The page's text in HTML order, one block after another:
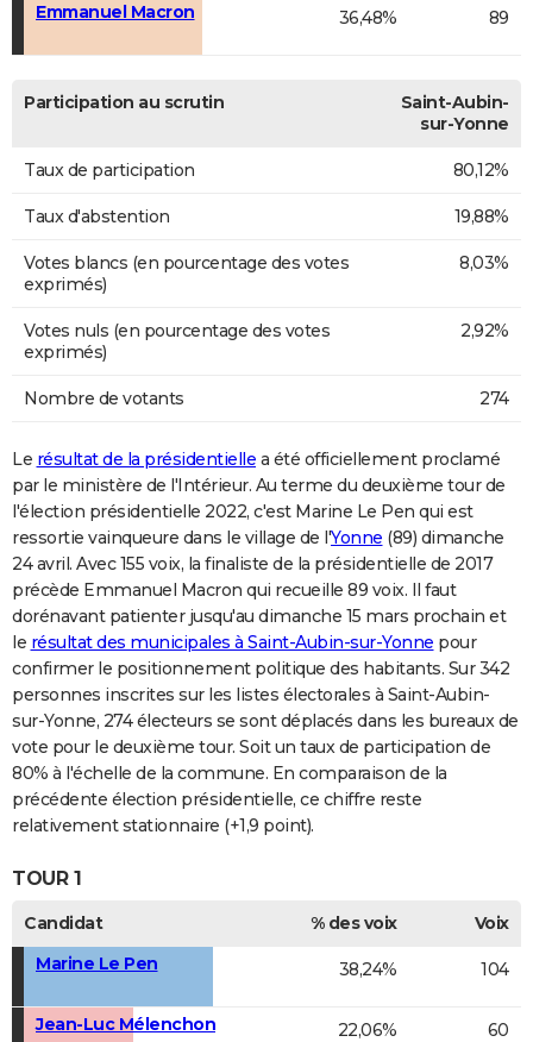
Emmanuel Macron 36,48% 89
Participation au scrutin
Saint-Aubin-
sur-Yonne
Taux de participation 80,12%
Taux d'abstention 19,88%
Votes blancs (en pourcentage des votes
exprimés)
8,03%
Votes nuls (en pourcentage des votes
exprimés)
2,92%
Nombre de votants 274
Le résultat de la présidentielle a été officiellement proclamé
par le ministère de l'Intérieur. Au terme du deuxième tour de
l'élection présidentielle 2022, c'est Marine Le Pen qui est
ressortie vainqueure dans le village de l'Yonne (89) dimanche
24 avril. Avec 155 voix, la finaliste de la présidentielle de 2017
précède Emmanuel Macron qui recueille 89 voix. Il faut
dorénavant patienter jusqu'au dimanche 15 mars prochain et
le résultat des municipales à Saint-Aubin-sur-Yonne pour
confirmer le positionnement politique des habitants. Sur 342
personnes inscrites sur les listes électorales à Saint-Aubin-
sur-Yonne, 274 électeurs se sont déplacés dans les bureaux de
vote pour le deuxième tour. Soit un taux de participation de
80% à l'échelle de la commune. En comparaison de la
précédente élection présidentielle, ce chiffre reste
relativement stationnaire (+1,9 point).
TOUR 1
Candidat % des voix
Voix
Marine Le Pen
38,24% 104
Jean-Luc Mélenchon 22,06% 60